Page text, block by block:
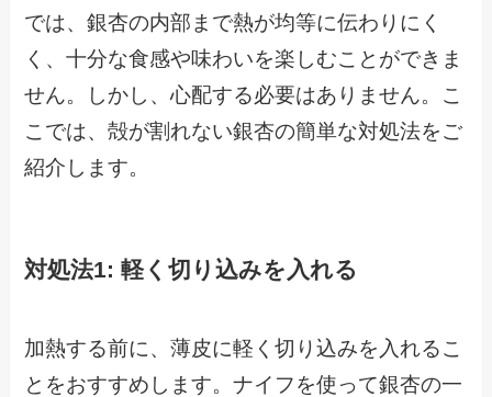
では、銀杏の内部まで熱が均等に伝わりにく
く、十分な食感や味わいを楽しむことができま
せん。しかし、心配する必要はありません。こ
こでは、殻が割れない銀杏の簡単な対処法をご
紹介します。
対処法1: 軽く切り込みを入れる
加熱する前に、薄皮に軽く切り込みを入れるこ
とをおすすめします。ナイフを使って銀杏の一